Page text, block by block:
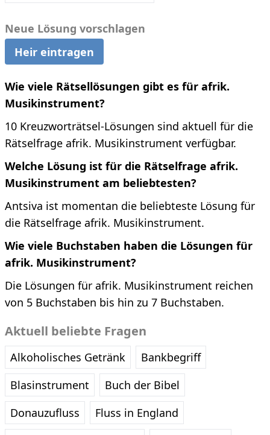
Neue Lösung vorschlagen
Heir eintragen
Wie viele Rätsellösungen gibt es für afrik.
Musikinstrument?
10 Kreuzworträtsel-Lösungen sind aktuell für die
Rätselfrage afrik. Musikinstrument verfügbar.
Welche Lösung ist für die Rätselfrage afrik.
Musikinstrument am beliebtesten?
Antsiva ist momentan die beliebteste Lösung für
die Rätselfrage afrik. Musikinstrument.
Wie viele Buchstaben haben die Lösungen für
afrik. Musikinstrument?
Die Lösungen für afrik. Musikinstrument reichen
von 5 Buchstaben bis hin zu 7 Buchstaben.
Aktuell beliebte Fragen
Alkoholisches Getränk
Bankbegriff
Blasinstrument
Buch der Bibel
Donauzufluss
Fluss in England